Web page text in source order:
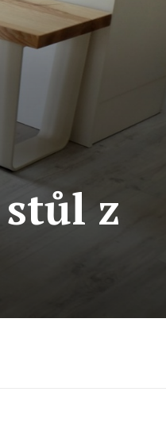
z